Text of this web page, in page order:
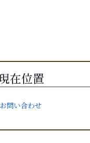
在位置
問い合わせ